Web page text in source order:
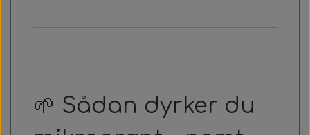
🌱 Sådan dyrker du